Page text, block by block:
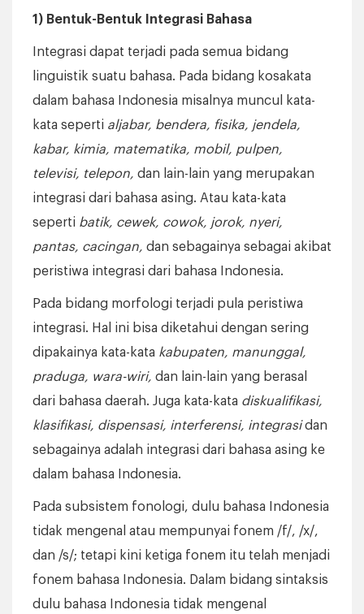
1) Bentuk-Bentuk Integrasi Bahasa
Integrasi dapat terjadi pada semua bidang
linguistik suatu bahasa. Pada bidang kosakata
dalam bahasa Indonesia misalnya muncul kata-
kata seperti aljabar, bendera, fisika, jendela,
kabar, kimia, matematika, mobil, pulpen,
televisi, telepon, dan lain-lain yang merupakan
integrasi dari bahasa asing. Atau kata-kata
seperti batik, cewek, cowok, jorok, nyeri,
pantas, cacingan, dan sebagainya sebagai akibat
peristiwa integrasi dari bahasa Indonesia.
Pada bidang morfologi terjadi pula peristiwa
integrasi. Hal ini bisa diketahui dengan sering
dipakainya kata-kata kabupaten, manunggal,
praduga, wara-wiri, dan lain-lain yang berasal
dari bahasa daerah. Juga kata-kata diskualifikasi,
klasifikasi, dispensasi, interferensi, integrasidan
sebagainya adalah integrasi dari bahasa asing ke
dalam bahasa Indonesia.
Pada subsistem fonologi, dulu bahasa Indonesia
tidak mengenal atau mempunyai fonem /f/, /x/,
dan /s/; tetapi kini ketiga fonem itu telah menjadi
fonem bahasa Indonesia. Dalam bidang sintaksis
dulu bahasa Indonesia tidak mengenal